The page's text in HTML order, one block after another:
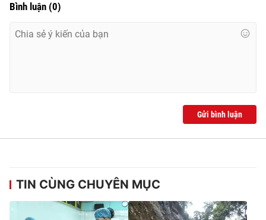
Bình luận (0)
Gửi bình luận
TIN CÙNG CHUYÊN MỤC